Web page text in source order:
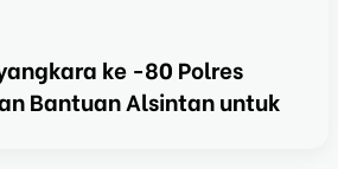
ke -80 Polres
Bantuan Alsintan untuk